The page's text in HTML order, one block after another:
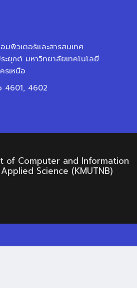
มพิวเตอร์และสารสนเทศ
ะยุกต์ มหาวิทยาลัยเทคโนโลยี
รเหนือ
4601, 4602
of Computer and Information
Science (KMUTNB)